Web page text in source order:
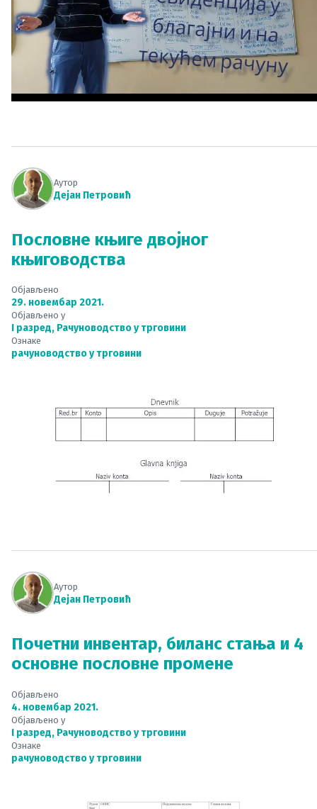
Аутор
Дејан Петровић
Пословне књиге двојног
књиговодства
Објављено
29. новембар 2021.
Објављено у
I разред, Рачуноводство у трговини
Ознаке
рачуноводство у трговини
Аутор
Дејан Петровић
Почетни инвентар, биланс стања и 4
основне пословне промене
Објављено
4. новембар 2021.
Објављено у
I разред, Рачуноводство у трговини
Ознаке
рачуноводство у трговини